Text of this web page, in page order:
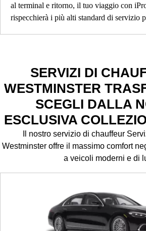
al terminal e ritorno, il tuo viaggio con
rispecchierà i più alti standard di servizio
SERVIZI DI
WESTMINSTER
SCEGLI DALLA
ESCLUSIVA
Il nostro servizio di chauffeur
Westminster offre il massimo comfort
a veicoli moderni e di